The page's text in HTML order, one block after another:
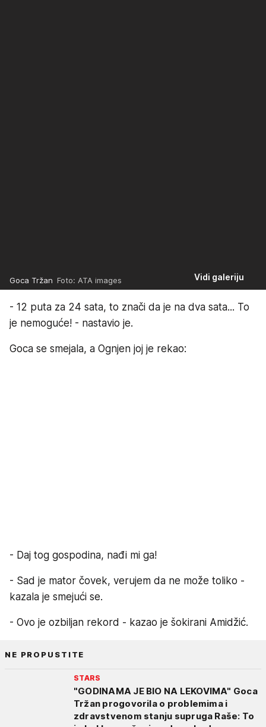
Vidi galeriju
Goca Tržan Foto: ATA images
- 12 puta za 24 sata, to znači da je na dva sata... To
je nemoguće! - nastavio je.
Goca se smejala, a Ognjen joj je rekao:
- Daj tog gospodina, nađi mi ga!
- Sad je mator čovek, verujem da ne može toliko -
kazala je smejući se.
- Ovo je ozbiljan rekord - kazao je šokirani Amidžić.
NE PROPUSTITE
STARS
"GODINAMA JE BIO NA LEKOVIMA" Goca
Tržan progovorila o problemima i
zdravstvenom stanju supruga Raše: To